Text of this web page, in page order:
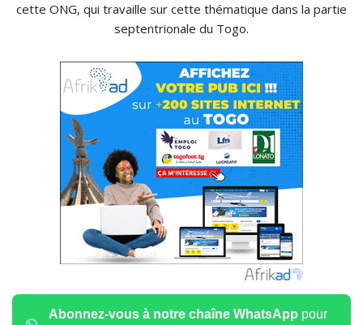
cette ONG, qui travaille sur cette thématique dans la partie
septentrionale du Togo.
Abonnez-vous à notre chaîne WhatsApp pour